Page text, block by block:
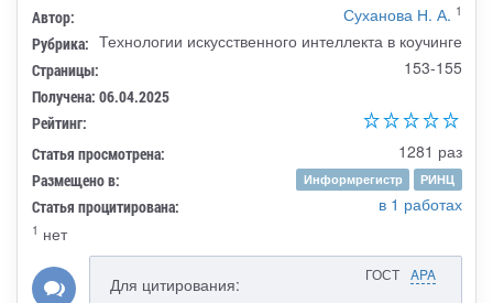
Автор: Суханова Н. А. 1
Рубрика: Технологии искусственного интеллекта в коучинге
Страницы: 153-155
Получена: 06.04.2025
Рейтинг:
Статья просмотрена:
1281 раз
Размещено в: Информрегистр РИНЦ
Статья процитирована: в 1 работах
1 нет
ГОСТ APA
Для цитирования: